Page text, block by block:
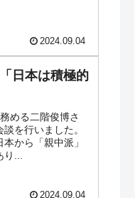
2024.09.04
日本は積極的
める二階俊博さ
を行いました。
から「親中派」
...
2024.09.04